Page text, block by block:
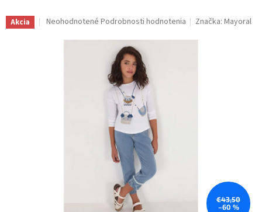
Akcia
Priemerné
produktu
Neohodnotené Podrobnosti hodnotenia Značka:Mayoral
€43,50
–60 %